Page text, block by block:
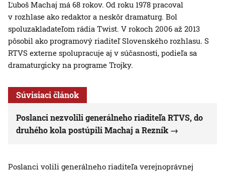
Ľuboš Machaj má 68 rokov. Od roku 1978 pracoval
v rozhlase ako redaktor a neskôr dramaturg. Bol
spoluzakladateľom rádia Twist. V rokoch 2006 až 2013
pôsobil ako programový riaditeľ Slovenského rozhlasu. S
RTVS externe spolupracuje aj v súčasnosti, podieľa sa
dramaturgicky na programe Trojky.
Súvisiaci článok
Poslanci nezvolili generálneho riaditeľa RTVS, do
druhého kola postúpili Machaj a Rezník
Poslanci volili generálneho riaditeľa verejnoprávnej